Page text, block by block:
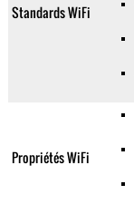
Standards WiFi
Propriétés WiFi